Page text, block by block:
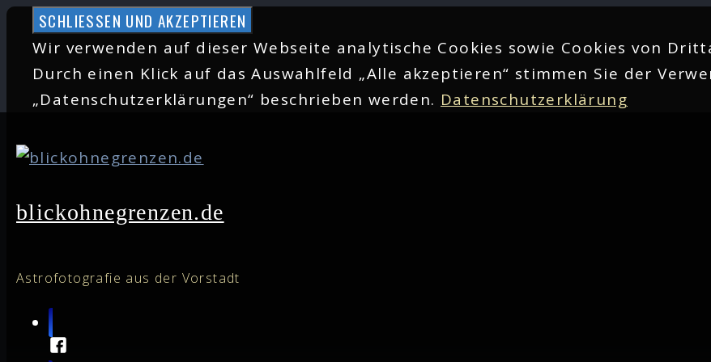
Zum
Inhalt
springen
Wir verwenden auf dieser Webseite analytische Cookies sowie Cookies von
Durch einen Klick auf das Auswahlfeld „Alle akzeptieren“ stimmen Sie der
„Datenschutzerklärungen“ beschrieben werden. Datenschutzerklärung
blickohnegrenzen.de
Astrofotografie aus der Vorstadt